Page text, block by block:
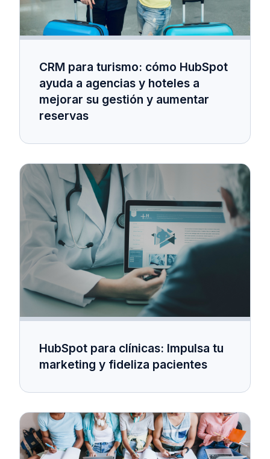
CRM para turismo: cómo HubSpot
ayuda a agencias y hoteles a
mejorar su gestión y aumentar
reservas
HubSpot para clínicas: Impulsa tu
marketing y fideliza pacientes